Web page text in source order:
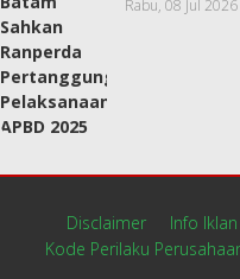
Rabu, 08 Jul
Disclaimer Info Iklan
Kode Perilaku